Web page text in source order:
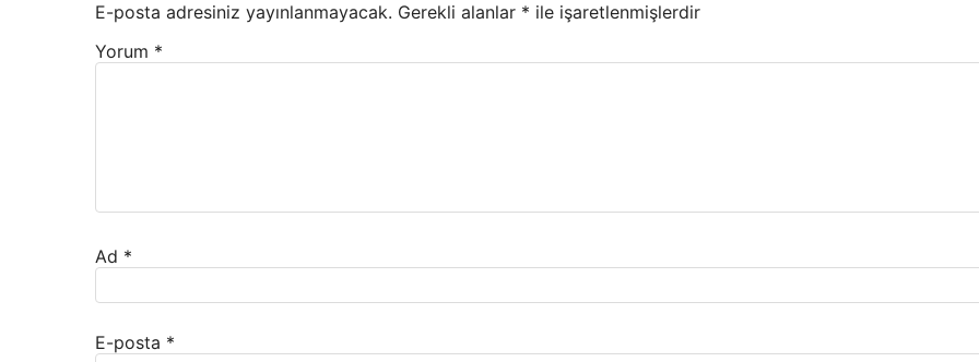
E-posta adresiniz yayınlanmayacak. Gerekli alanlar * ile işaretlenmişlerdir
Yorum *
Ad *
E-posta *